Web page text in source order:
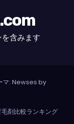
含みます
マ: Newses by
剤比較ランキング